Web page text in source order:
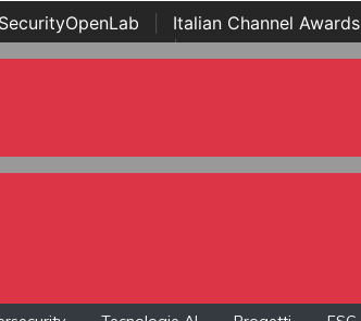
SecurityOpenLab Italian Channel Awards
Awards | ...